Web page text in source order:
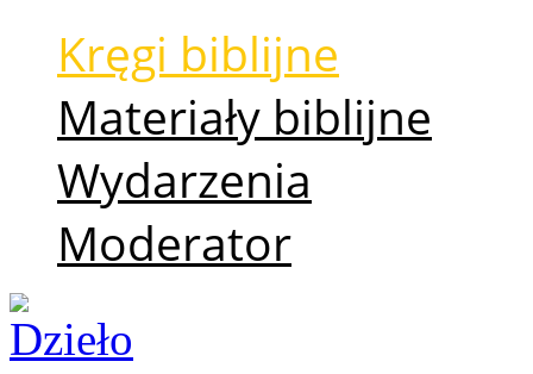
Kręgi biblijne
Materiały biblijne
Wydarzenia
Moderator